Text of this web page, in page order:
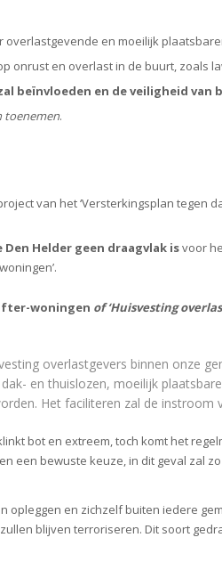
en moeilijk
onrust en overlast in de buurt, zoals
beïnvloeden en de veiligheid van
toenemen.
van het ‘Versterkingsplan tegen
Helder geen draagvlak isvoor
woningen of ‘Huisvesting
overlastgevers binnen onze
en thuislozen, moeilijk
Het faciliteren zal de instroom
bot en extreem, toch komt het
een bewuste keuze, in dit geval zal
opleggen en zichzelf buiten iedere
blijven terroriseren. Dit soort